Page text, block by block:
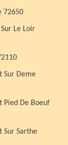
72650
Le Loir
Sur Deme
Pied De Boeuf
Sur Sarthe